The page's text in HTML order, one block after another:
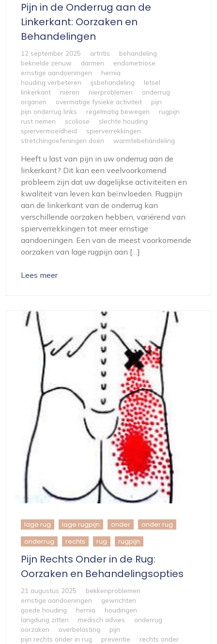
Pijn in de Onderrug aan de
Linkerkant: Oorzaken en
Behandelingen
12 september 2025 artritis
behandeling
beknelde zenuw
darmen
endometriose
ernstige aandoeningen
hernia
houding verbeteren
ijsbehandeling
letsel
linkerkant
nieren nierproblemen
onderrug
organen
overmatige fysieke activiteit
pijn
pijn onderrug links
regelmatig bewegen
rugpijn
rust nemen
scoliose
slechte houding
spiervermoeidheid
spierverrekkingen
stretchingoefeningen doen
warmtebehandeling
Heeft u last van pijn in uw onderrug aan de
linkerkant? Dit kan een veelvoorkomend
probleem zijn dat uw dagelijkse activiteiten en
kwaliteit van leven kan beïnvloeden. Rugpijn
aan de linkerkant van de onderrug kan
verschillende oorzaken hebben, variërend van
spierverrekkingen tot meer ernstige
aandoeningen. Een van de meest voorkomende
oorzaken van lage rugpijn aan […]
Lees meer
lage rug lage rugpijn onder onder rug
onderrug rechts rug rugpijn
Pijn Rechts Onder in de Rug:
Oorzaken en Behandelingsopties
21 augustus 2025
bekkenproblemen
ernstige aandoeningen
gewrichten
goede houding
hernia
houdingen
langdurig zitten
medisch advies
onderrug
oorzaken
overbelasting
pijn
pijn rechts onder in rug
preventie
rechts onder